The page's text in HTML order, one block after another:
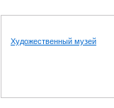
Художественный музей